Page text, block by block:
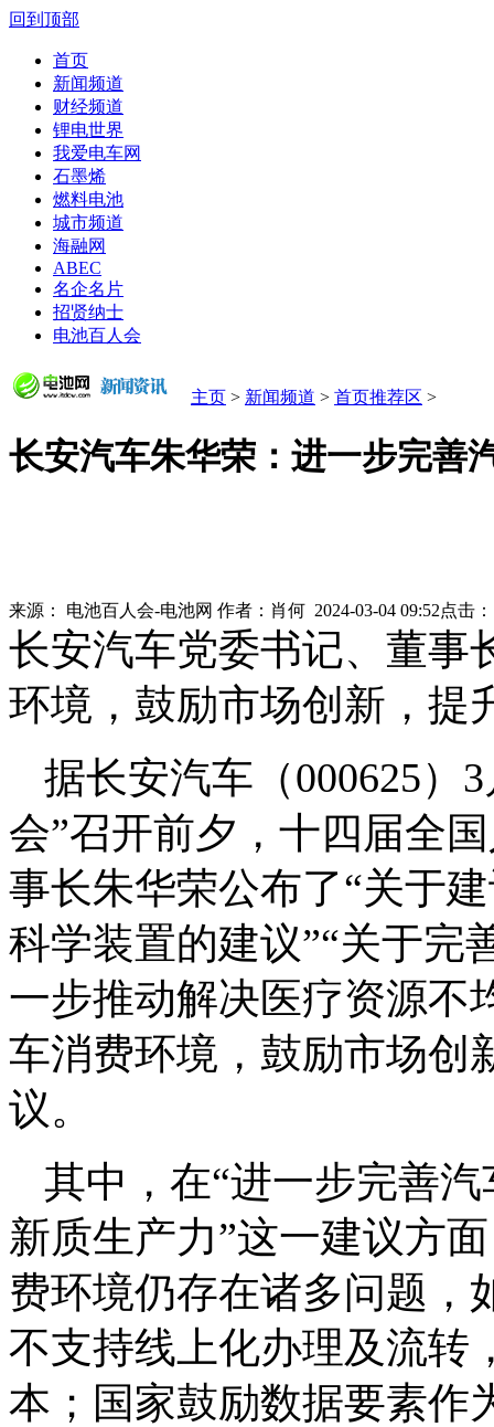
回到顶部
首页
新闻频道
财经频道
锂电世界
我爱电车网
石墨烯
燃料电池
城市频道
海融网
ABEC
名企名片
招贤纳士
电池百人会
主页 > 新闻频道 > 首页推荐区 >
长安汽车朱华荣：进一步完善
来源： 电池百人会-电池网 作者： 肖何 2024-03-04 09:52点击
长安汽车党委书记、董事
环境，鼓励市场创新，提
据长安汽车（000625）
会”召开前夕，十四届全
事长朱华荣公布了“关于
科学装置的建议”“关于完
一步推动解决医疗资源不
车消费环境，鼓励市场创
议。
其中，在“进一步完善
新质生产力”这一建议方
费环境仍存在诸多问题，
不支持线上化办理及流转
本；国家鼓励数据要素作